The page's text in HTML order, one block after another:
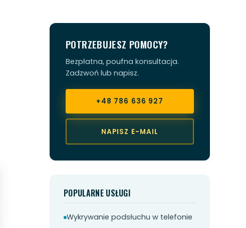
POTRZEBUJESZ POMOCY?
Bezpłatna, poufna konsultacja.
Zadzwoń lub napisz.
+48 786 636 927
NAPISZ E-MAIL
POPULARNE USŁUGI
Wykrywanie podsłuchu w telefonie